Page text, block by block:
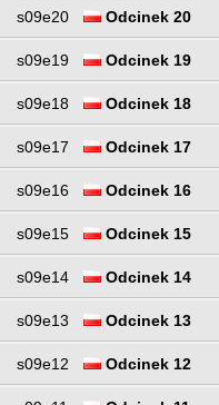
s09e20 Odcinek 20
s09e19 Odcinek 19
s09e18 Odcinek 18
s09e17 Odcinek 17
s09e16 Odcinek 16
s09e15 Odcinek 15
s09e14 Odcinek 14
s09e13 Odcinek 13
s09e12 Odcinek 12